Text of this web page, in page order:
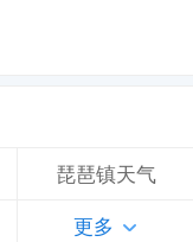
琵琶镇天气
更多